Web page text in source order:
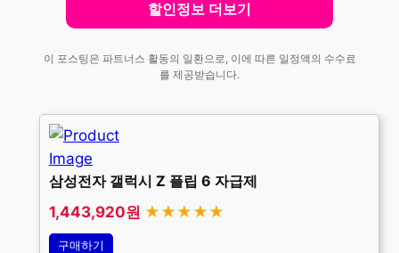
할인정보 더보기
이 포스팅은 파트너스 활동의 일환으로, 이에 따른 일정액의 수수료
를 제공받습니다.
삼성전자 갤럭시 Z 플립 6 자급제
1,443,920원 ★★★★★
구매하기